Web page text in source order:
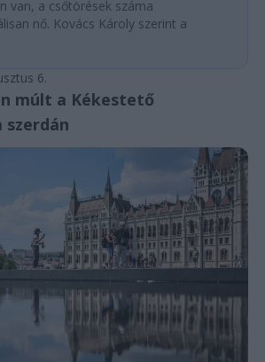
van, a csőtörések száma
nő. Kovács Károly szerint a
6.
múlt a Kékestető